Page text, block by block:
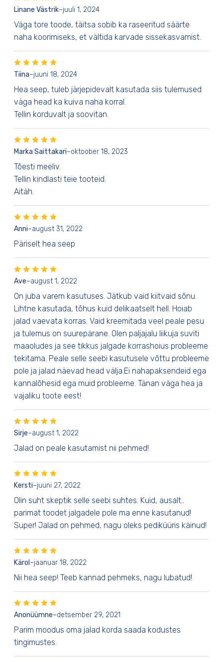
Linane Västrik–juuli 1, 2024
Väga tore toode, täitsa sobib ka raseeritud säärte
naha koorimiseks, et vältida karvade sissekasvamist.
Tiina–juuni 18, 2024
Hea seep, tuleb järjepidevalt kasutada siis tulemused
väga head ka kuiva naha korral.
Tellin korduvalt ja soovitan.
Marka Saittakari–oktoober 18, 2023
Tõesti meeliv.
Tellin kindlasti teie tooteid.
Aitäh.
Anni–august 31, 2022
Päriselt hea seep
Ave–august 1, 2022
On juba varem kasutuses. Jätkub vaid kiitvaid sõnu.
Lihtne kasutada, tõhus kuid delikaatselt hell. Hoiab
jalad vaevata korras. Vaid kreemitada veel peale pesu
ja tulemus on suurepärane. Olen paljajalu liikuja suviti
maaoludes ja see tikkus jalgade korrashoius probleeme
tekitama. Peale selle seebi kasutusele võttu probleeme
pole ja jalad näevad head välja.Ei nahapaksendeid ega
kannalõhesid ega muid probleeme. Tänan väga hea ja
vajaliku toote eest!
Sirje–august 1, 2022
Jalad on peale kasutamist nii pehmed!
Kersti–juuni 27, 2022
Olin suht skeptik selle seebi suhtes. Kuid, ausalt..
parimat toodet jalgadele pole ma enne kasutanud!
Super! Jalad on pehmed, nagu oleks pediküüris käinud!
Kärol –jaanuar 18, 2022
Nii hea seep! Teeb kannad pehmeks, nagu lubatud!
Anonüümne–detsember 29, 2021
Parim moodus oma jalad korda saada kodustes
tingimustes.